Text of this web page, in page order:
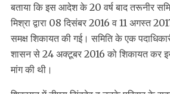
बताया कि इस आदेश के 20 वर्ष बाद तरूनीर
मिश्रा द्वारा 08 दिसंबर 2016 व 11 अगस्त
समक्ष शिकायत की गई। समिति के एक
शासन से 24 अक्टूबर 2016 को शिकायत कर
मांग की थी।